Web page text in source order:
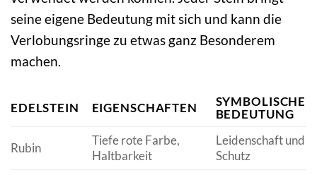
seine eigene Bedeutung mit sich und kann die
Verlobungsringe zu etwas ganz Besonderem
machen.
EDELSTEIN EIGENSCHAFTEN
SYMBOLISCHE
BEDEUTUNG
Rubin
Tiefe rote Farbe,
Haltbarkeit
Leidenschaft und
Schutz